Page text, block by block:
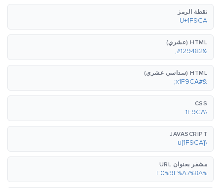
نقطة الرمز
U+1F9CA
HTML (عشري)
&#129482;
HTML (سداسي عشري)
&#x1F9CA;
CSS
\1F9CA
JAVASCRIPT
\u{1F9CA}
مشفر بعنوان URL
%F0%9F%A7%8A